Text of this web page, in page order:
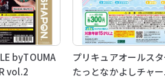
byTOUMA
vol.2
プリキュアオールス
たっとなかよしチャ